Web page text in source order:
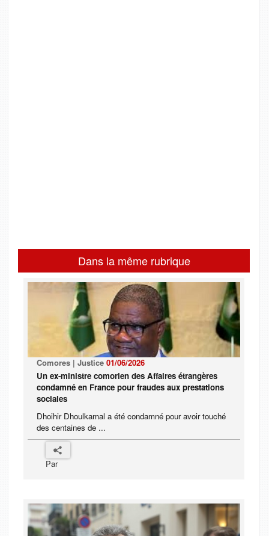
Dans la même rubrique
Comores | Justice 01/06/2026
Un ex-ministre comorien des Affaires étrangères
condamné en France pour fraudes aux prestations
sociales
Dhoihir Dhoulkamal a été condamné pour avoir touché
des centaines de ...
Par